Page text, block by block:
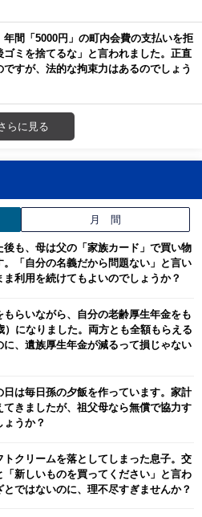
年間「5000円」の町内会費の支払いを拒
ゴミを捨てるな」と言われました。正直
ですが、法的な拘束力はあるのでしょう
らに見る
月 間
後も、母は父の「家族カード」で買い物
。「自分の名義だから問題ない」と言い
ま利用を続けてもよいのでしょうか？
もらいながら、自分の老齢厚生年金をも
）になりました。両方とも全額もらえる
に、遺族厚生年金が減るって損じゃない
日は毎日孫の夕飯を作っています。家計
てきましたが、祖父母なら無償で協力す
ょうか？
トクリームを落としてしまった息子。交
「新しいものを買ってください」と言わ
とではないのに、理不尽すぎませんか？